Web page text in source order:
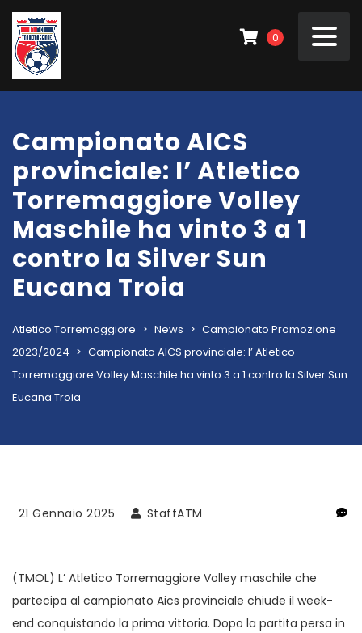
0
Campionato AICS
provinciale: l’ Atletico
Torremaggiore Volley
Maschile ha vinto 3 a 1
contro la Silver Sun
Eucana Troia
Atletico Torremaggiore > News > Campionato Promozione
2023/2024 > Campionato AICS provinciale: l’ Atletico
Torremaggiore Volley Maschile ha vinto 3 a 1 contro la Silver Sun
Eucana Troia
21 Gennaio 2025 StaffATM
(TMOL) L’ Atletico Torremaggiore Volley maschile che
partecipa al campionato Aics provinciale chiude il week-
end conquistando la prima vittoria. Dopo la partita persa in